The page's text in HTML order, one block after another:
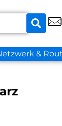
&